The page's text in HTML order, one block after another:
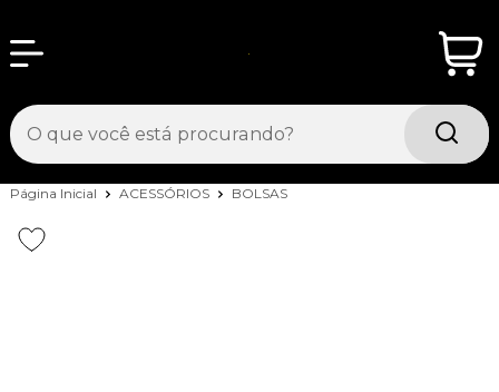
Página Inicial ACESSÓRIOS BOLSAS